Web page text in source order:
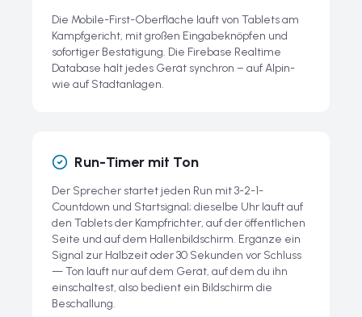
Die Mobile-First-Oberfläche läuft von Tablets am
Kampfgericht, mit großen Eingabeknöpfen und
sofortiger Bestätigung. Die Firebase Realtime
Database hält jedes Gerät synchron – auf Alpin-
wie auf Stadtanlagen.
Run-Timer mit Ton
Der Sprecher startet jeden Run mit 3-2-1-
Countdown und Startsignal; dieselbe Uhr läuft auf
den Tablets der Kampfrichter, auf der öffentlichen
Seite und auf dem Hallenbildschirm. Ergänze ein
Signal zur Halbzeit oder 30 Sekunden vor Schluss
— Ton läuft nur auf dem Gerät, auf dem du ihn
einschaltest, also bedient ein Bildschirm die
Beschallung.